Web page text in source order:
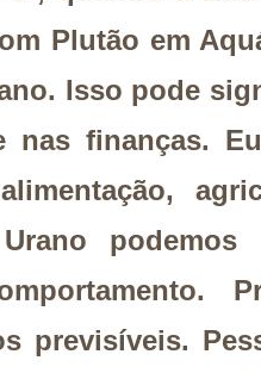
Plutão em
Isso pode
nas finanças.
podemos
previsíveis.